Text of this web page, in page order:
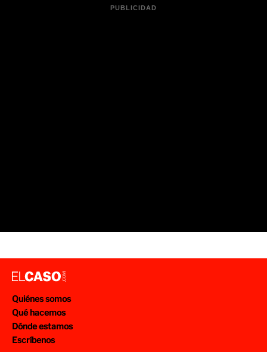
Quiénes somos
Qué hacemos
Dónde estamos
Escríbenos